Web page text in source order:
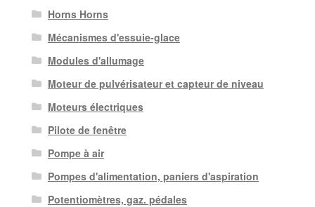
Horns Horns
Mécanismes d'essuie-glace
Modules d'allumage
Moteur de pulvérisateur et capteur de niveau
Moteurs électriques
Pilote de fenêtre
Pompe à air
Pompes d'alimentation, paniers d'aspiration
Potentiomètres, gaz. pédales